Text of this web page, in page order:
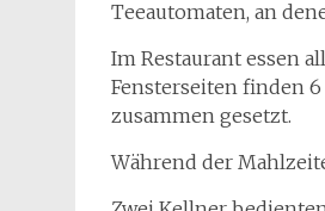
Teeautomaten, an
Im Restaurant essen
Fensterseiten finden
zusammen gesetzt.
Während der